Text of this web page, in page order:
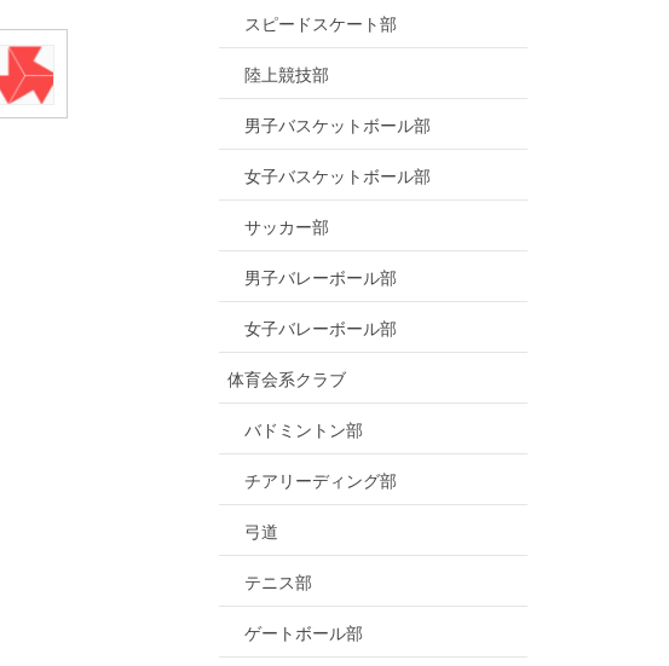
スピードスケート部
陸上競技部
男子バスケットボール部
女子バスケットボール部
サッカー部
男子バレーボール部
女子バレーボール部
体育会系クラブ
バドミントン部
チアリーディング部
弓道
テニス部
ゲートボール部